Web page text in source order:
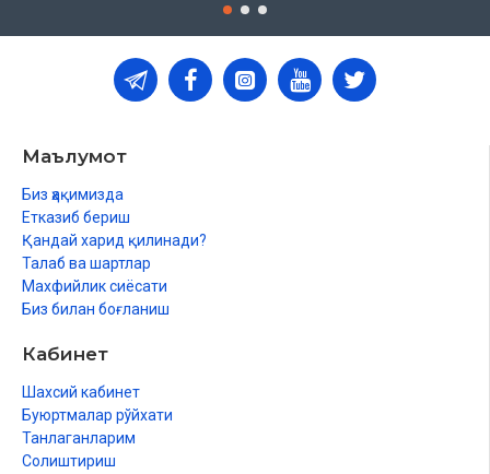
Маълумот
Биз ҳақимизда
Етказиб бериш
Қандай харид қилинади?
Талаб ва шартлар
Махфийлик сиёсати
Биз билан боғланиш
Кабинет
Шахсий кабинет
Буюртмалар рўйхати
Танлаганларим
Солиштириш